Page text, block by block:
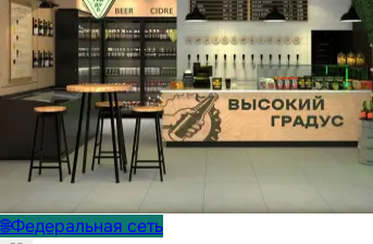
🌐Федеральная сеть